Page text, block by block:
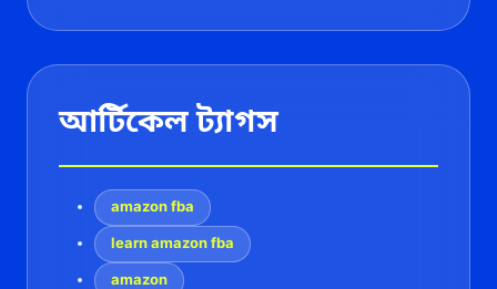
আর্টিকেল ট্যাগস
amazon fba
learn amazon fba
amazon